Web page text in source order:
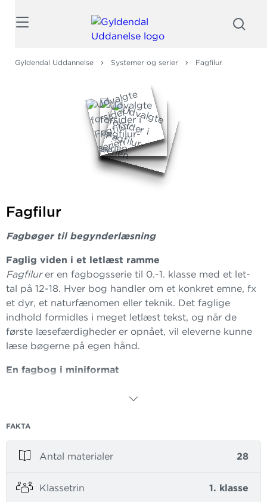
Gyldendal Uddannelse Systemer og serier Fagfilur
Fagfilur
Fagbøger til begynderlæsning
Faglig viden i et letlæst ramme
Fagfilur er en fagbogsserie til 0.-1. klasse med et let-
tal på 12-18. Hver bog handler om et konkret emne, fx
et dyr, et naturfænomen eller teknik. Det faglige
indhold formidles i meget letlæst tekst, og når de
første læsefærdigheder er opnået, vil eleverne kunne
læse bøgerne på egen hånd.
En fagbog i miniformat
læsere. Flotte fotos, enkle illustrationer og korte
af det faglige indhold.
Fagfilur
møder de yngste elever fagbogselementer
faktabokse, kort og simple grafiske fremstillinger.
Bøgerne er også velegnede til at præsentere eleverne
FAKTA
Antal materialer 28
Klassetrin 1. klasse